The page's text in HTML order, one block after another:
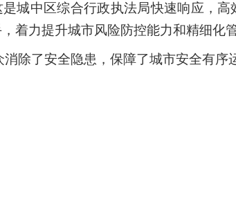
城中区综合行政执法局快速响应，
着力提升城市风险防控能力和精细化管
除了安全隐患，保障了城市安全有序